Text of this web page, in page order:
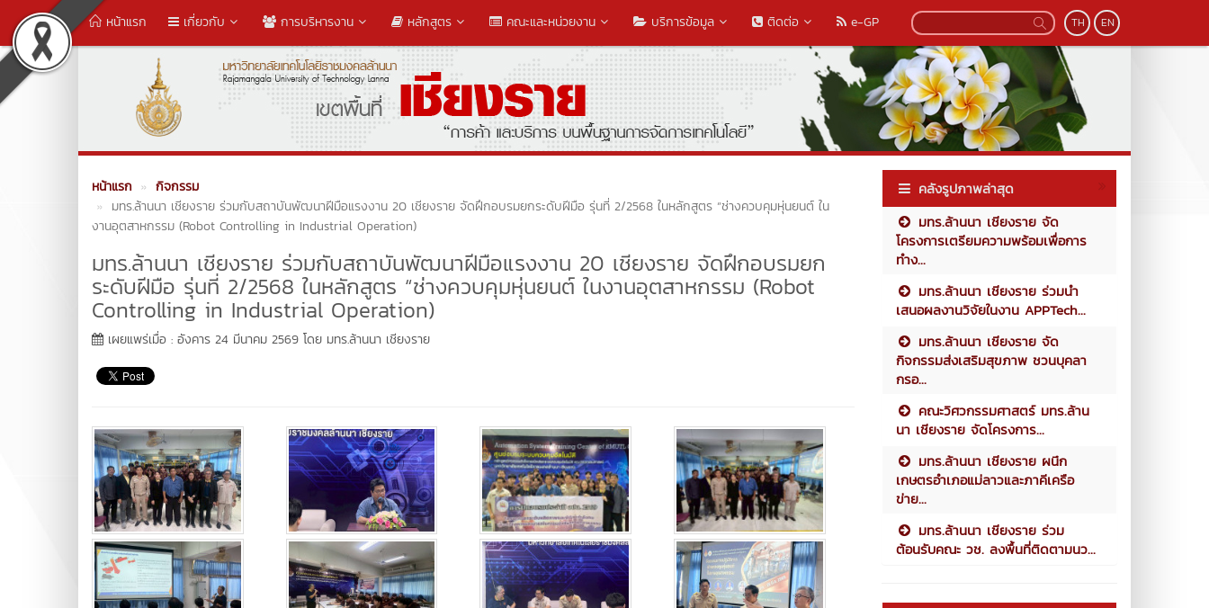
หน้าแรก เกี่ยวกับ การบริหารงาน หลักสูตร คณะและหน่วยงาน บริการข้อมูล ติดต่อ e-GP TH EN
หน้าแรก
กิจกรรม
มทร.ล้านนา เชียงราย ร่วมกับสถาบันพัฒนาฝีมือแรงงาน 20 เชียงราย จัดฝึกอบรมยกระดับฝีมือ รุ่นที่ 2/2568 ในหลักสูตร “ช่างควบคุมหุ่นยนต์ ใน
งานอุตสาหกรรม (Robot Controlling in Industrial Operation)
มทร.ล้านนา เชียงราย ร่วมกับสถาบันพัฒนาฝีมือแรงงาน 20 เชียงราย จัดฝึกอบรมยก
ระดับฝีมือ รุ่นที่ 2/2568 ในหลักสูตร “ช่างควบคุมหุ่นยนต์ ในงานอุตสาหกรรม (Robot
Controlling in Industrial Operation)
เผยแพร่เมื่อ : อังคาร 24 มีนาคม 2569 โดย มทร.ล้านนา เชียงราย
คลังรูปภาพล่าสุด
มทร.ล้านนา เชียงราย จัด
โครงการเตรียมความพร้อมเพื่อการ
ทำง...
มทร.ล้านนา เชียงราย ร่วมนำ
เสนอผลงานวิจัยในงาน APPTech...
มทร.ล้านนา เชียงราย จัด
กิจกรรมส่งเสริมสุขภาพ ชวนบุคลา
กรอ...
คณะวิศวกรรมศาสตร์ มทร.ล้าน
นา เชียงราย จัดโครงการ...
มทร.ล้านนา เชียงราย ผนึก
เกษตรอำเภอแม่ลาวและภาคีเครือ
ข่าย...
มทร.ล้านนา เชียงราย ร่วม
ต้อนรับคณะ วช. ลงพื้นที่ติดตามนว...